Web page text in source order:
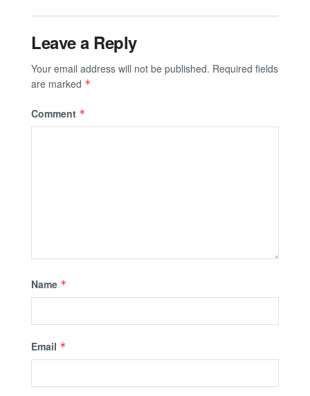
Leave a Reply
Your email address will not be published. Required fields
are marked *
Comment *
Name *
Email *